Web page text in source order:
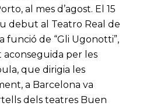
al mes d’agost. El 15
debut al Teatro Real de
funció de “Gli Ugonotti”,
per les
que dirigia les
a Barcelona va
dels teatres Buen